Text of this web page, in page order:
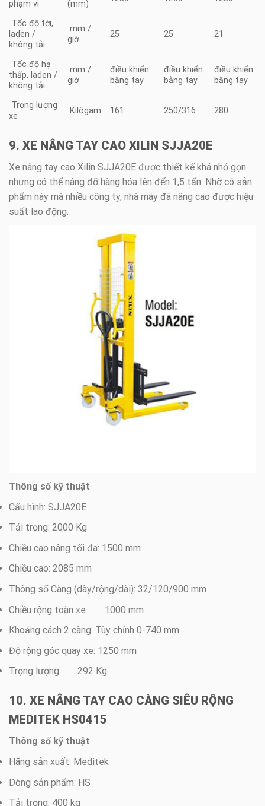
phạm vi (mm)
Tốc độ tời,
laden /
không tải
mm /
giờ
25 25 21
Tốc độ hạ
thấp, laden /
không tải
mm /
giờ
điều khiển
bằng tay
điều khiển
bằng tay
điều khiển
bằng tay
Trọng lượng
xe
Kilôgam 161 250/316 280
9. XE NÂNG TAY CAO XILIN SJJA20E
Xe nâng tay cao Xilin SJJA20E được thiết kế khá nhỏ gọn
nhưng có thể nâng đỡ hàng hóa lên đến 1,5 tấn. Nhờ có sản
phẩm này mà nhiều công ty, nhà máy đã nâng cao được hiệu
suất lao động.
Thông số kỹ thuật
Cấu hình: SJJA20E
Tải trọng: 2000 Kg
Chiều cao nâng tối đa: 1500 mm
Chiều cao: 2085 mm
Thông số Càng (dày/rộng/dài): 32/120/900 mm
Chiều rộng toàn xe 1000 mm
Khoảng cách 2 càng: Tùy chỉnh 0-740 mm
Độ rộng góc quay xe: 1250 mm
Trọng lượng : 292 Kg
10. XE NÂNG TAY CAO CÀNG SIÊU RỘNG
MEDITEK HS0415
Thông số kỹ thuật
Hãng sản xuất: Meditek
Dòng sản phẩm: HS
Tải trọng: 400 kg